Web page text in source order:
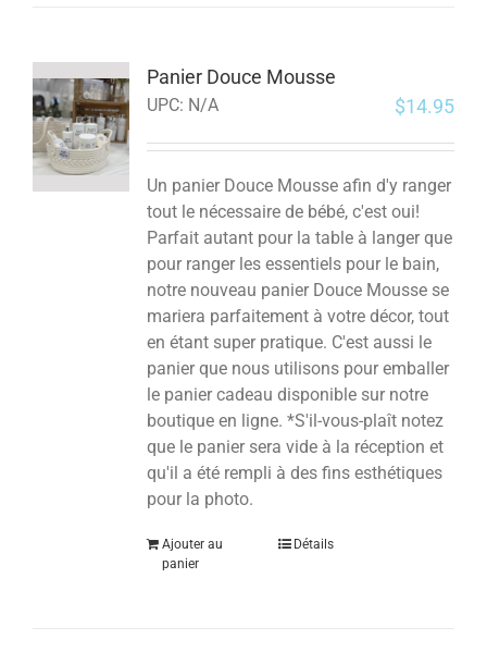
Panier Douce Mousse
UPC: N/A $14.95
Un panier Douce Mousse afin d'y ranger
tout le nécessaire de bébé, c'est oui!
Parfait autant pour la table à langer que
pour ranger les essentiels pour le bain,
notre nouveau panier Douce Mousse se
mariera parfaitement à votre décor, tout
en étant super pratique. C'est aussi le
panier que nous utilisons pour emballer
le panier cadeau disponible sur notre
boutique en ligne. *S'il-vous-plaît notez
que le panier sera vide à la réception et
qu'il a été rempli à des fins esthétiques
pour la photo.
Ajouter au
panier
Détails